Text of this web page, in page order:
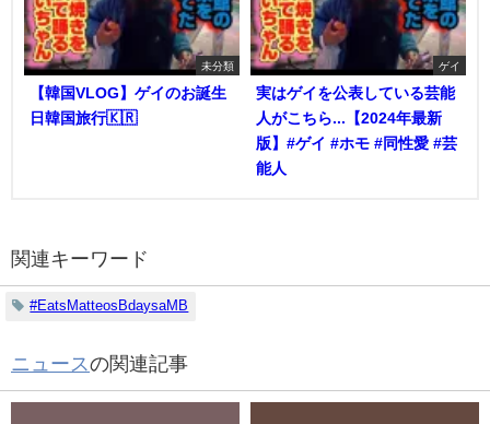
未分類
【韓国VLOG】ゲイのお誕生
日韓国旅行🇰🇷
ゲイ
実はゲイを公表している芸能
人がこちら...【2024年最新
版】#ゲイ #ホモ #同性愛 #芸
能人
関連キーワード
#EatsMatteosBdaysaMB
ニュースの関連記事